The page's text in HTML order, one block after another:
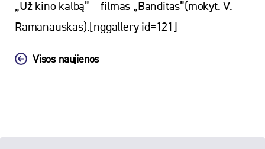
„Už kino kalbą” – filmas „Banditas”(mokyt. V.
Ramanauskas).[nggallery id=121]
Visos naujienos